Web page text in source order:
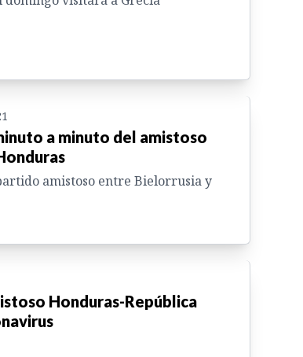
a minuto del amistoso
amistoso entre Bielorrusia y
Honduras-República